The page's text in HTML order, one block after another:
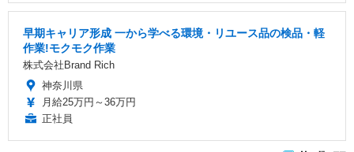
早期キャリア形成 一から学べる環境・リユース品の検品・軽
作業!モクモク作業
株式会社Brand Rich
神奈川県
月給25万円～36万円
正社員